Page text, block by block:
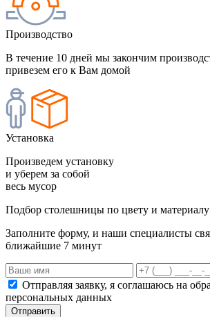
Производство
В течение 10 дней мы закончим
привезем его к Вам домой
Установка
Произведем установку
и уберем за собой
весь мусор
Подбор столешницы по цвету и материалу
Заполните форму, и наши специалисты
ближайшие 7 минут
Отправляя заявку, я соглашаюсь на
персональных данных
Отправить